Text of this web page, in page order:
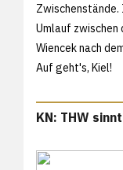
Zwischenstände.
Umlauf zwischen
Wiencek nach
Auf geht's, Kiel!
KN: THW